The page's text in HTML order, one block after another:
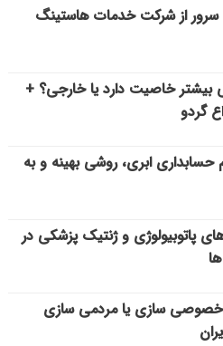
از شرکت خدمات هاستینگ
بیشتر خاصیت دارد یا خارجی؟ +
گردو
حسابداری ابری، روشی بهینه و به
پاتوبیولوژی و ژنتیک پزشکی در
سازی یا مردمی سازی